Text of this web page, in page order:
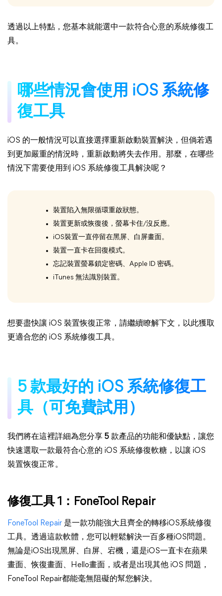
透過以上特點，您基本就能選中一款符合心意的系統修復工
具。
哪些情況會使用 iOS 系統修
復工具
iOS 的一般情況可以直接選擇重新啟動裝置解決，但倘若遇
到更加嚴重的情況時，重新啟動將失去作用。那麼，在哪些
情況下需要使用到 iOS 系統修復工具解決呢？
裝置陷入無限循環重啟狀態。
裝置更新或恢復後，螢幕卡住/沒反應。
iOS裝置一直停留在黑屏、白屏畫面。
裝置一直卡在回復模式。
忘記裝置螢幕鎖定密碼、Apple ID 密碼。
iTunes 無法識別裝置。
想要盡快讓 iOS 裝置恢復正常，請繼續瞭解下文，以此獲取
更適合您的 iOS 系統修復工具。
5 款最好的 iOS 系統修復工
具（可免費試用）
我們將在這裡詳細為您分享 5 款產品的功能和優缺點，讓您
快速選取一款最符合心意的 iOS 系統修復軟糖，以讓 iOS
裝置恢復正常。
修復工具 1：FoneTool Repair
FoneTool Repair 是一款功能強大且齊全的轉移iOS系統修復
工具。透過這款軟體，您可以輕鬆解決一百多種iOS問題。
無論是iOS出現黑屏、白屏、宕機，還是iOS一直卡在蘋果
畫面、恢復畫面、Hello畫面，或者是出現其他 iOS 問題，
FoneTool Repair都能毫無阻礙的幫您解決。